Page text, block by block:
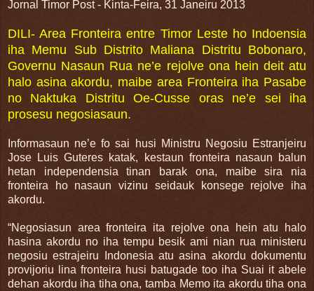
Jornal Timor Post - Kinta-Feira, 31 Janeiru 2013
DILI- Area Fronteira entre Timor Leste ho Indoensia
iha Memu Sub Distrito Maliana Distritu Bobonaro,
Governu Nasaun Rua ne’e rejolve ona hein deit atu
halo asina akordu, maibe area Fronteira iha Pasabe
no Naktuka Distritu Oe-Cusse oras ne’e sei iha
prosesu negosiasaun.
Informasaun ne’e fo sai husi Ministru Negosiu Estranjeiru
Jose Luis Guteres katak, kestaun fronteira nasaun balun
hetan independensia tinan barak ona, maibe sira nia
fronteira ho nasaun vizinu seidauk konsege rejolve iha
akordu.
“Negosiasun area fronteira ita rejolve ona hein atu halo
hasina akordu no iha tempu besik ami nian rua ministeru
negosiu estrajeiru Indonesia atu asina akordu dokumentu
provijoriu lina fronteira husi batugade too iha Suai it abele
dehan akordu iha tiha ona, tamba Memo ita akordu tiha ona